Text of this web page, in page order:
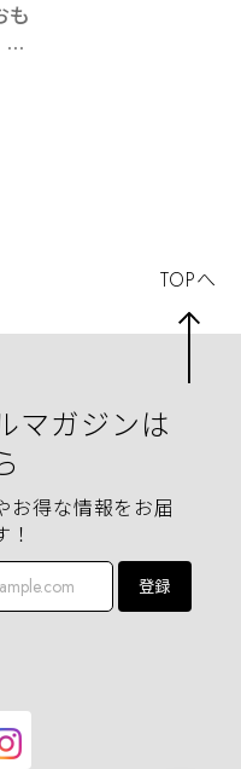
も
マガジンは
お得な情報をお届
！
登録
TOPへ